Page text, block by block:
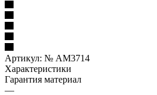
Артикул: № AM3714
Характеристики
Гарантия материал
—